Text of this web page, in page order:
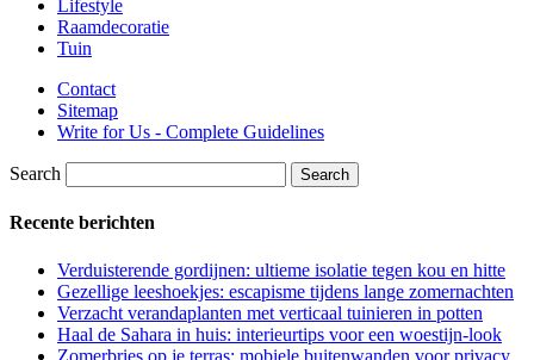
Lifestyle
Raamdecoratie
Tuin
Contact
Sitemap
Write for Us - Complete Guidelines
Search
Recente berichten
Verduisterende gordijnen: ultieme isolatie tegen kou en hitte
Gezellige leeshoekjes: escapisme tijdens lange zomernachten
Verzacht verandaplanten met verticaal tuinieren in potten
Haal de Sahara in huis: interieurtips voor een woestijn-look
Zomerbries op je terras: mobiele buitenwanden voor privacy